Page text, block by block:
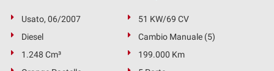
Usato, 06/2007
51 KW/69 CV
Diesel
Cambio Manuale (5)
1.248 Cm³
199.000 Km